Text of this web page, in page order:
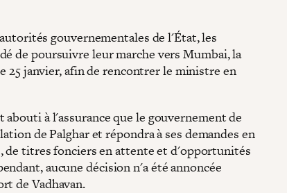
gouvernementales de l'État, les
de poursuivre leur marche vers Mumbai, la
25 janvier, afin de rencontrer le ministre en
à l'assurance que le gouvernement de
de Palghar et répondra à ses demandes en
de titres fonciers en attente et d'opportunités
aucune décision n'a été annoncée
de Vadhavan.